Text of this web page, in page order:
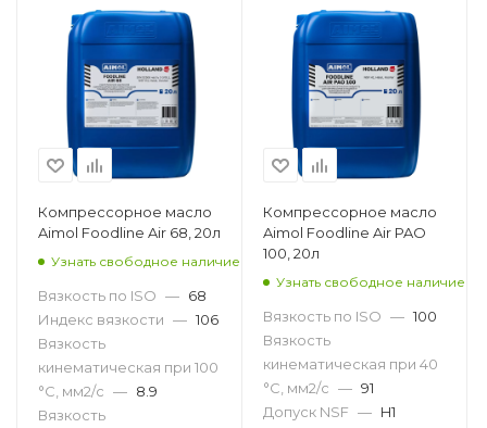
Компрессорное масло
Aimol Foodline Air 68, 20л
Узнать свободное наличие
Вязкость по ISO — 68
Индекс вязкости — 106
Вязкость
кинематическая при 100
°С, мм2/с — 8.9
Вязкость
Компрессорное масло
Aimol Foodline Air PAO
100, 20л
Узнать свободное наличие
Вязкость по ISO — 100
Вязкость
кинематическая при 40
°С, мм2/с — 91
Допуск NSF — H1